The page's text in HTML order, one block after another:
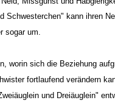
Schwesterchen" kann ihren
sogar um.
worin sich die Beziehung
fortlaufend verändern
und Dreiäuglein"